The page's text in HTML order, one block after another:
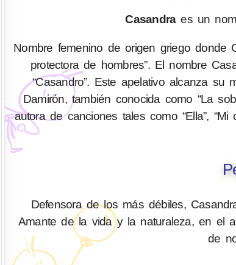
Casandraes un
Nombre femenino de origen griego donde
protectora de hombres”. El nombre
“Casandro”. Este apelativo alcanza
Damirón, también conocida como “La
autora de canciones tales como “Ella”, “Mi
Defensora de los más débiles,
Amante de la vida y la naturaleza, en el
de